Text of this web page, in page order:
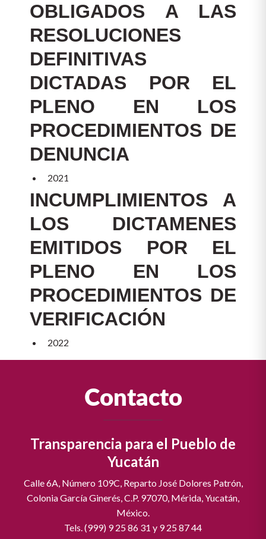
OBLIGADOS A LAS
RESOLUCIONES
DEFINITIVAS
DICTADAS POR EL
PLENO EN LOS
PROCEDIMIENTOS DE
DENUNCIA
2021
INCUMPLIMIENTOS A
LOS DICTAMENES
EMITIDOS POR EL
PLENO EN LOS
PROCEDIMIENTOS DE
VERIFICACIÓN
2022
Contacto
Transparencia para el Pueblo de
Yucatán
Calle 6A, Número 109C, Reparto José Dolores Patrón,
Colonia García Ginerés, C.P. 97070, Mérida, Yucatán,
México.
Tels. (999) 9 25 86 31 y 9 25 87 44